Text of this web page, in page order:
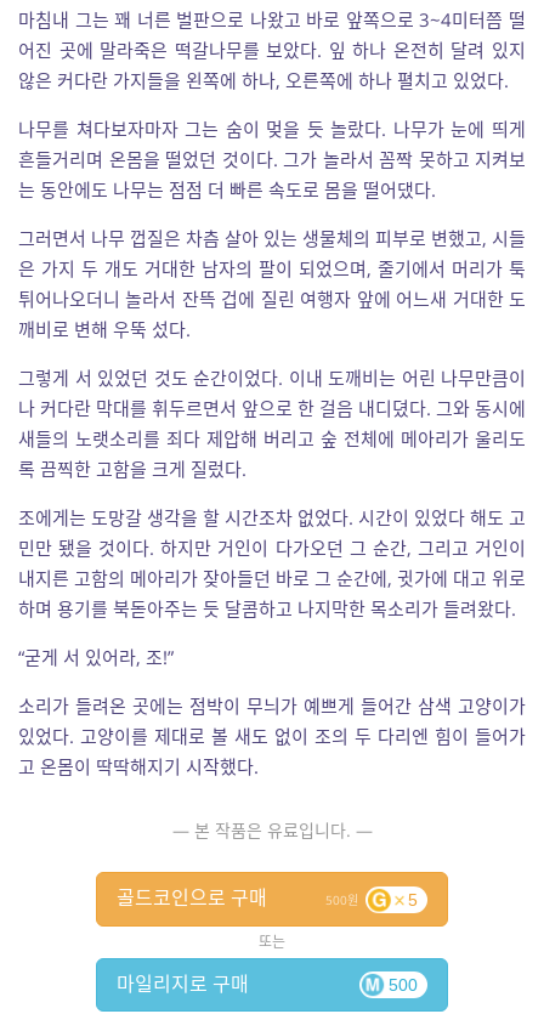
마침내 그는 꽤 너른 벌판으로 나왔고 바로 앞쪽으로 3~4미터쯤 떨
어진 곳에 말라죽은 떡갈나무를 보았다. 잎 하나 온전히 달려 있지
않은 커다란 가지들을 왼쪽에 하나, 오른쪽에 하나 펼치고 있었다.
나무를 쳐다보자마자 그는 숨이 멎을 듯 놀랐다. 나무가 눈에 띄게
흔들거리며 온몸을 떨었던 것이다. 그가 놀라서 꼼짝 못하고 지켜보
는 동안에도 나무는 점점 더 빠른 속도로 몸을 떨어댔다.
그러면서 나무 껍질은 차츰 살아 있는 생물체의 피부로 변했고, 시들
은 가지 두 개도 거대한 남자의 팔이 되었으며, 줄기에서 머리가 툭
튀어나오더니 놀라서 잔뜩 겁에 질린 여행자 앞에 어느새 거대한 도
깨비로 변해 우뚝 섰다.
그렇게 서 있었던 것도 순간이었다. 이내 도깨비는 어린 나무만큼이
나 커다란 막대를 휘두르면서 앞으로 한 걸음 내디뎠다. 그와 동시에
새들의 노랫소리를 죄다 제압해 버리고 숲 전체에 메아리가 울리도
록 끔찍한 고함을 크게 질렀다.
조에게는 도망갈 생각을 할 시간조차 없었다. 시간이 있었다 해도 고
민만 됐을 것이다. 하지만 거인이 다가오던 그 순간, 그리고 거인이
내지른 고함의 메아리가 잦아들던 바로 그 순간에, 귓가에 대고 위로
하며 용기를 북돋아주는 듯 달콤하고 나지막한 목소리가 들려왔다.
“굳게 서 있어라, 조!”
소리가 들려온 곳에는 점박이 무늬가 예쁘게 들어간 삼색 고양이가
있었다. 고양이를 제대로 볼 새도 없이 조의 두 다리엔 힘이 들어가
고 온몸이 딱딱해지기 시작했다.
— 본 작품은 유료입니다. —
500 5
골드코인으로 구매
또는
500
마일리지로 구매